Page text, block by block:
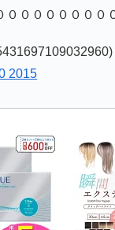
０００００００
2015